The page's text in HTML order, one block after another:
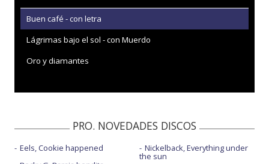
Buen café - con letra
Lágrimas bajo el sol - con Muerdo
Oro y diamantes
PRO. NOVEDADES DISCOS
Eels, Cookie happened
Nickelback, Everything under
the sun